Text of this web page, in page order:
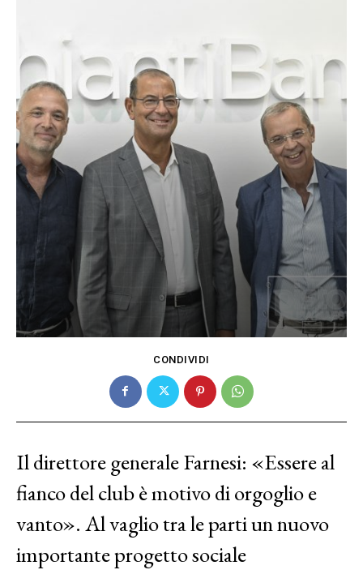
CONDIVIDI
Il direttore generale Farnesi: «Essere al
fianco del club è motivo di orgoglio e
vanto». Al vaglio tra le parti un nuovo
importante progetto sociale